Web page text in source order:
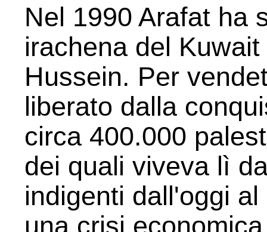
Nel 1990 Arafat ha
irachena del
Hussein. Per
liberato dalla
circa 400.000
dei quali viveva lì
indigenti dall'oggi
una crisi